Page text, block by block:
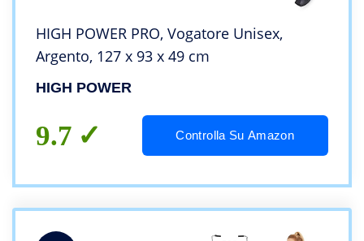
HIGH POWER PRO, Vogatore Unisex,
Argento, 127 x 93 x 49 cm
HIGH POWER
9.7 Controlla Su Amazon